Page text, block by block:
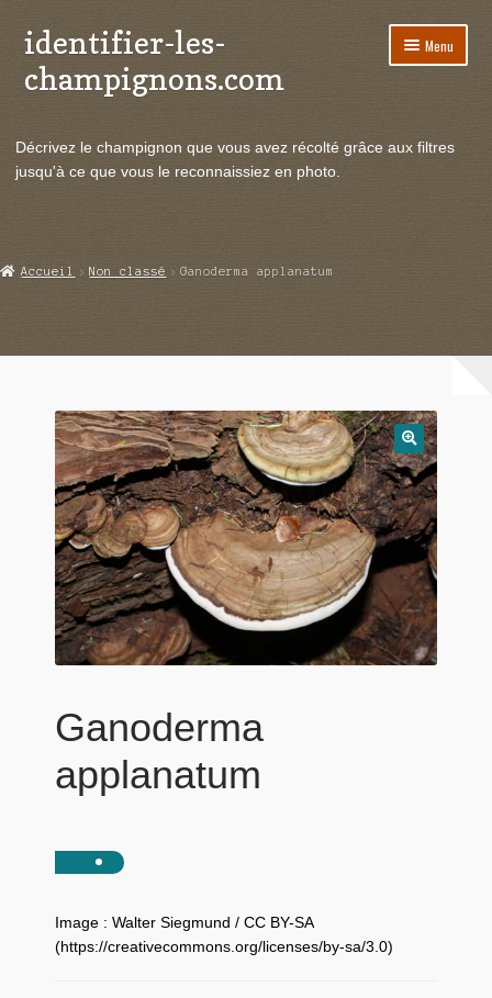
Aller
à
la
Aller
au
contenu
identifier-les-
champignons.com
Menu
le
Actualités
Echanges et contacts
Décrivez le champignon que vous avez récolté grâce aux filtres
jusqu'à ce que vous le reconnaissiez en photo.
Accueil Non classé Ganoderma applanatum
Ganoderma
applanatum
Image : Walter Siegmund / CC BY-SA
(https://creativecommons.org/licenses/by-sa/3.0)